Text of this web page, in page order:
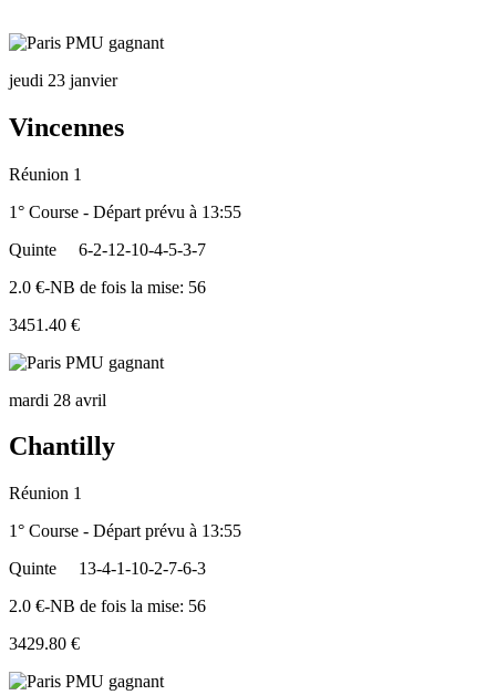
jeudi 23 janvier
Vincennes
Réunion 1
1° Course - Départ prévu à 13:55
Quinte
6-2-12-10-4-5-3-7
2.0 €-NB de fois la mise: 56
3451.40 €
mardi 28 avril
Chantilly
Réunion 1
1° Course - Départ prévu à 13:55
Quinte
13-4-1-10-2-7-6-3
2.0 €-NB de fois la mise: 56
3429.80 €